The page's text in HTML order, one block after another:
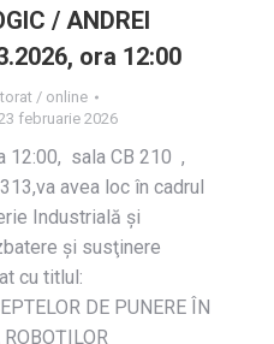
/ ANDREI
ora 12:00
/ online
februarie 2026
12:00, sala CB 210 ,
avea loc în cadrul
Industrială și
și susţinere
cu titlul:
DE PUNERE ÎN